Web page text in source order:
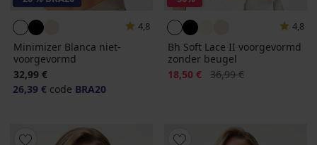
4,8
Minimizer Blanca niet-
voorgevormd
32,99 €
26,39 € code BRA20
4,8
Bh Soft Lace II voorgevormd
zonder beugel
Korting
18,50 € Oorspronkelijke prijs
36,99 €